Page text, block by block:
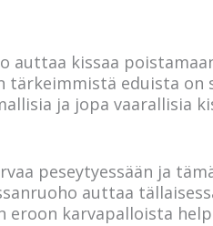
auttaa kissaa
tärkeimmistä eduista on
ja jopa vaarallisia
peseytyessään ja
auttaa
eroon karvapalloista